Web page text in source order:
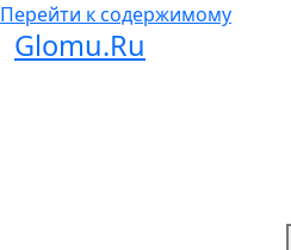
Перейти к содержимому
Glomu.Ru